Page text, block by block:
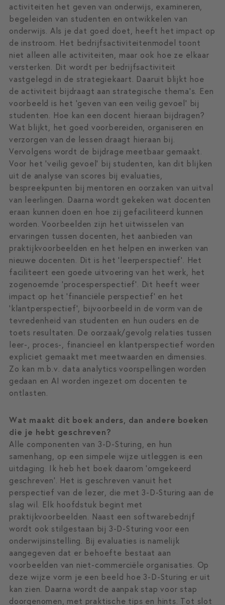
activiteiten het geven van onderwijs, examineren,
begeleiden van studenten en ontwikkelen van
onderwijs. Als je dat goed doet, heeft het impact op
de instroom. Het bedrijfsactiviteitenmodel toont
niet alleen alle activiteiten, maar ook hoe ze elkaar
versterken. Dit wordt per bedrijfsactiviteit
vastgelegd in de strategiekaart. Daaruit blijkt hoe
de activiteit bijdraagt aan strategische thema’s. Een
voorbeeld is het ‘geven van een veilig gevoel’ bij
studenten. Hoe kan een docent hieraan bijdragen?
Wat blijkt, het goed voorbereiden, organiseren en
verzorgen van de lessen draagt hieraan bij.
Vervolgens wordt de bijdrage meetbaar gemaakt.
Voor het ‘veilig gevoel’ bij studenten, kan dit blijken
uit de analyse van scores bij evaluaties,
bespreekpunten bij mentoren en oorzaken van uitval
van leerlingen. Daarna wordt gekeken wat docenten
eraan kunnen doen en hoe zij gefaciliteerd kunnen
worden. Voorbeelden zijn het uitwisselen van
ervaringen tussen docenten, het aanbieden van
praktijkvoorbeelden en het helpen en inwerken van
nieuwe docenten. Dit is het ‘leerperspectief’. Het
faciliteert een goede uitvoering van het werk, het
zogenoemde ‘procesperspectief’. Dit heeft weer
impact op het ‘financiële perspectief’ en het
‘klantperspectief’, bijvoorbeeld in de vorm van de
tevredenheid van studenten en hun ouders en de
toets resultaten. De oorzaak/gevolg relaties tussen
leer-, proces-, financieel en klantperspectief worden
expliciet gemaakt met meetwaarden en dimensies.
Zo kan m.b.v. data analytics voorspellingen worden
gedaan en AI worden ingezet om docenten te
ontlasten.
Wat maakt dit boek anders, dan andere boeken
die je hebt geschreven?
Alle componenten van 3-D-Sturing, en hun
samenhang, op een simpele wijze uitleggen is een
uitdaging. Ik heb het boek daarom ‘omgekeerd
geschreven’. Het is geschreven vanuit het
perspectief van de lezer, die met 3-D-Sturing aan de
slag wil. Elk hoofdstuk begint met
praktijkvoorbeelden. Naast een softwarebedrijf
wordt ook stilgestaan bij 3-D-Sturing voor een
onderwijsinstelling. Bij evaluaties is namelijk
aangegeven dat er behoefte bestaat aan
voorbeelden van niet-commerciële organisaties. Op
deze wijze vorm je een beeld hoe 3-D-Sturing er uit
kan zien. Daarna wordt de aanpak stap voor stap
doorgenomen, met praktische tips en hints. Tot slot